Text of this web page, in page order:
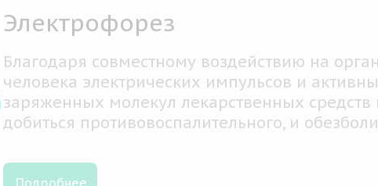
Электрофорез
Благодаря совместному воздействию на
человека электрических импульсов и
заряженных молекул лекарственных
добиться противовоспалительного, и
переносится взрослыми и детьми